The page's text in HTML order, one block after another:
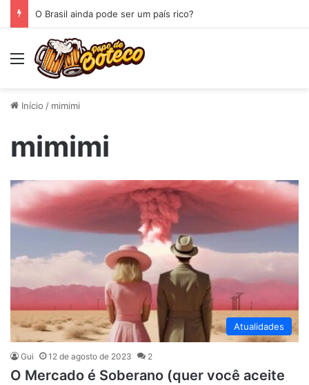
O Brasil ainda pode ser um país rico?
Menu
Início / mimimi
mimimi
Atualidades
Gui 12 de agosto de 2023 2
O Mercado é Soberano (quer você aceite